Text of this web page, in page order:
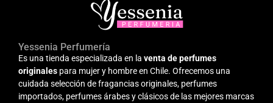
Yessenia Perfumería
Es una tienda especializada en la venta de perfumes
originales para mujer y hombre en Chile. Ofrecemos una
cuidada selección de fragancias originales, perfumes
importados, perfumes árabes y clásicos de las mejores marcas